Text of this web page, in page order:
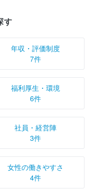
す
年収・評価制度
7件
福利厚生・環境
6件
社員・経営陣
3件
女性の働きやすさ
4件